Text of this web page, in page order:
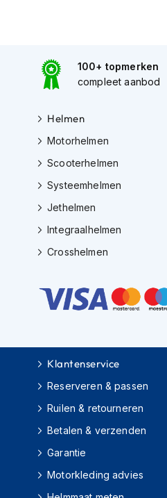
Waterdichte
motorbroeken
motorbroeken
motorbroeken
Gore-
motorbroeken
Kevlar
Cargo
motorbroeken
Motorpakken
Heren
motorpak
Dames
motorpak
Eendelig
100+ topmerken
compleet aanbod
Helmen
Motorhelmen
Scooterhelmen
Systeemhelmen
Jethelmen
Integraalhelmen
Crosshelmen
Klantenservice
Reserveren & passen
Ruilen & retourneren
Betalen & verzenden
Garantie
Motorkleding advies